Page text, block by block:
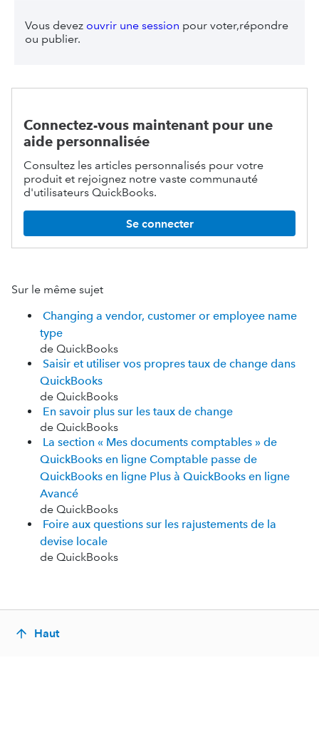
Vous devez ouvrir une session pour voter,répondre
ou publier.
Connectez-vous maintenant pour une
aide personnalisée
Consultez les articles personnalisés pour votre
produit et rejoignez notre vaste communauté
d'utilisateurs QuickBooks.
Se connecter
Sur le même sujet
Changing a vendor, customer or employee name
type
de QuickBooks
Saisir et utiliser vos propres taux de change dans
QuickBooks
de QuickBooks
En savoir plus sur les taux de change
de QuickBooks
La section « Mes documents comptables » de
QuickBooks en ligne Comptable passe de
QuickBooks en ligne Plus à QuickBooks en ligne
Avancé
de QuickBooks
Foire aux questions sur les rajustements de la
devise locale
de QuickBooks
Haut